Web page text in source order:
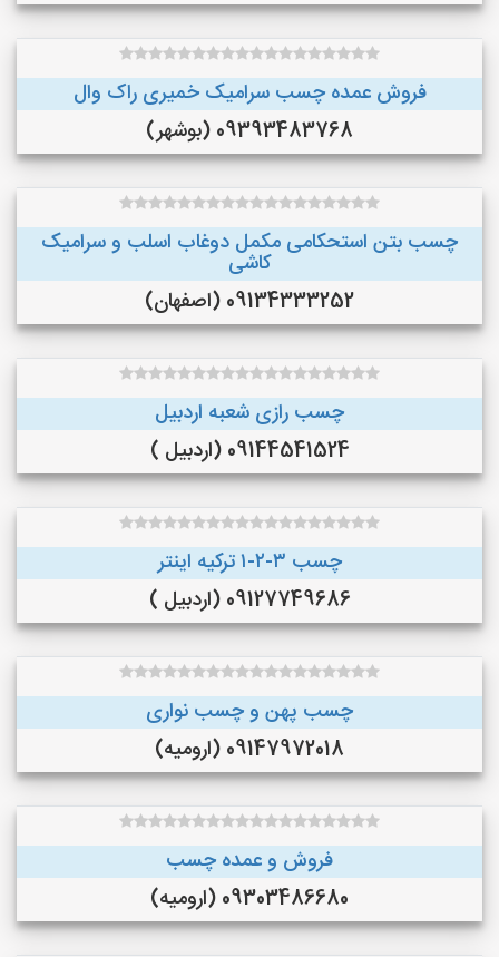
فروش عمده چسب سرامیک خمیری راک وال
09393483768 (بوشهر)
چسب بتن استحکامی مکمل دوغاب اسلب و سرامیک
کاشی
09134333252 (اصفهان)
چسب رازی شعبه اردبیل
09144541524 (اردبیل )
چسب ۳-۲-۱ ترکیه اینتر
09127749686 (اردبیل )
چسب پهن و چسب نواری
09147972018 (ارومیه)
فروش و عمده چسب
09303486680 (ارومیه)